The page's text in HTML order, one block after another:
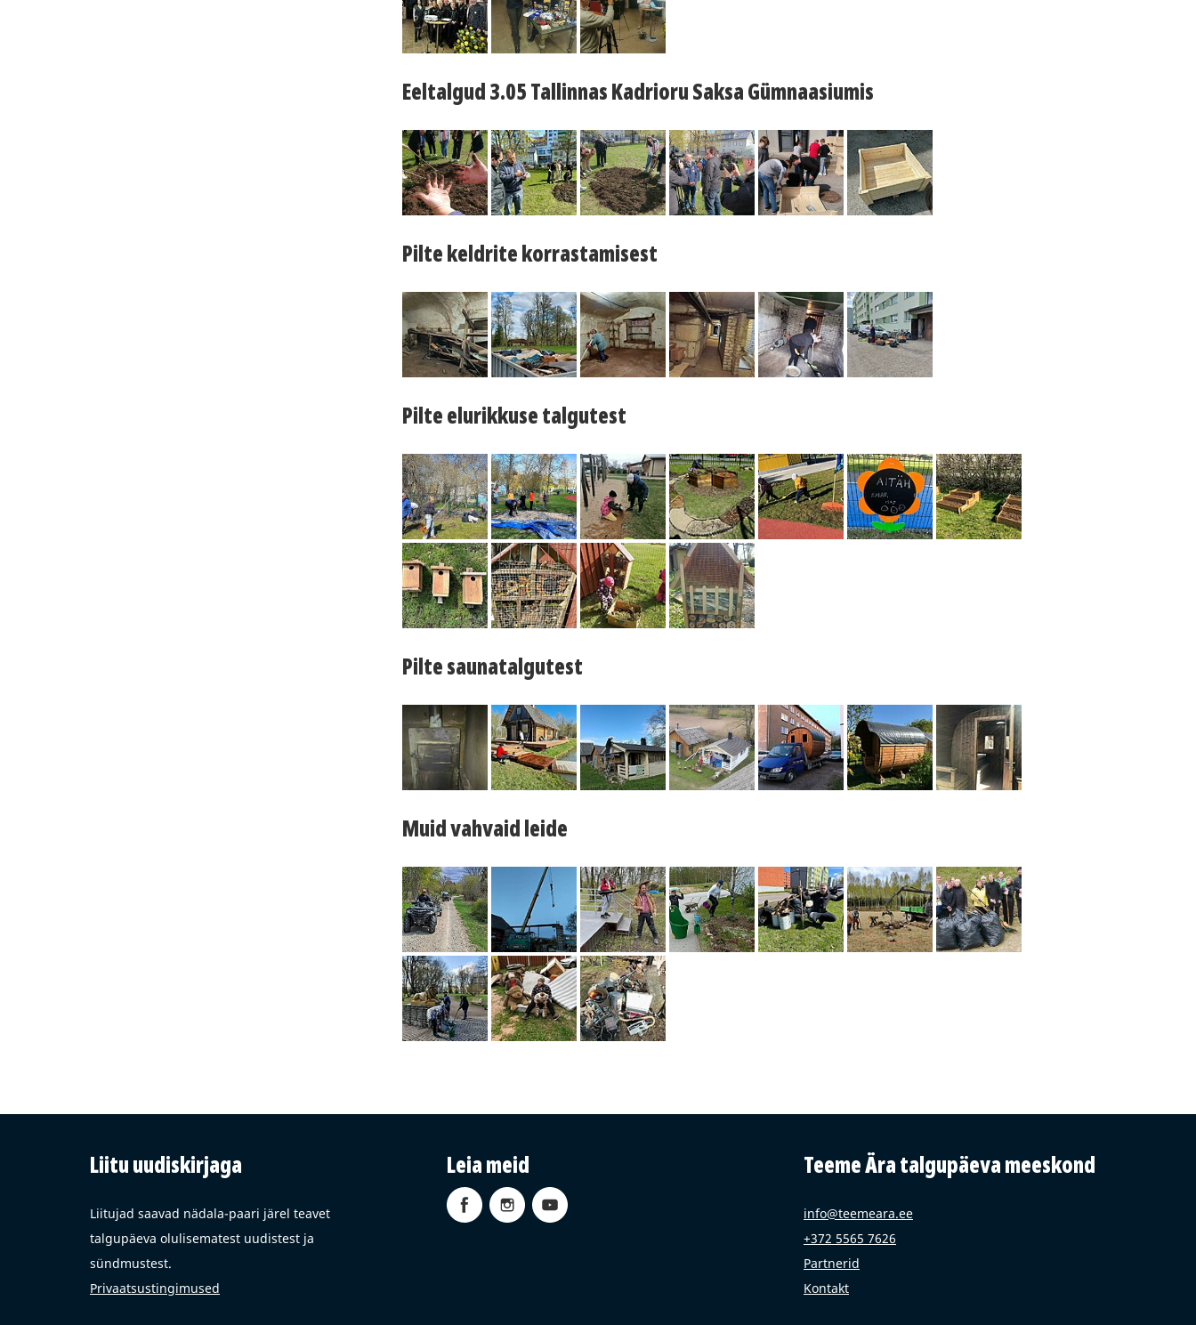
Eeltalgud 3.05 Tallinnas Kadrioru Saksa Gümnaasiumis
Pilte keldrite korrastamisest
Pilte elurikkuse talgutest
Pilte saunatalgutest
Muid vahvaid leide
Liitu uudiskirjaga
Liitujad saavad nädala-paari järel teavet
talgupäeva olulisematest uudistest ja
sündmustest.
Privaatsustingimused
Leia meid Teeme Ära talgupäeva meeskond
info@teemeara.ee
+372 5565 7626
Partnerid
Kontakt